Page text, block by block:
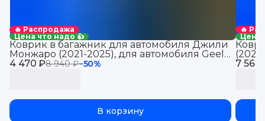
🔥 Распродажа
Цена что надо 👍
4 470 ₽8 940 ₽−50%
Коврик в багажник для автомобиля Джили
Монжаро (2021-2025), для автомобиля Geely
Monjaro, EVA 3D
В корзину
🔥
Цена
7 560